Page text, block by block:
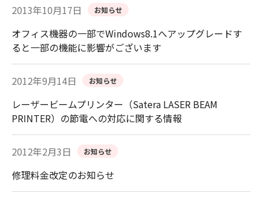
2013年10月17日 お知らせ
オフィス機器の一部でWindows8.1へアップグレードす
ると一部の機能に影響がございます
2012年9月14日 お知らせ
レーザービームプリンター（Satera LASER BEAM
PRINTER）の節電への対応に関する情報
2012年2月3日 お知らせ
修理料金改定のお知らせ